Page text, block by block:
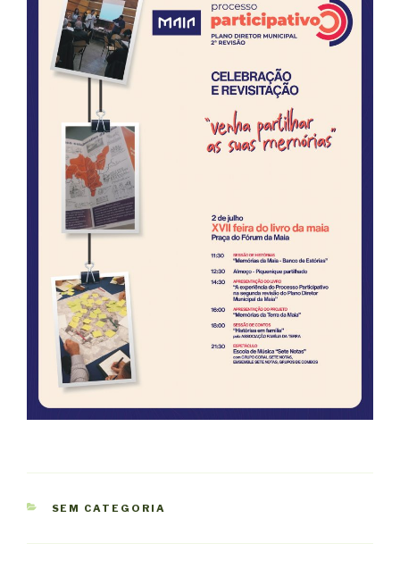
CATEGORIAS
SEM CATEGORIA